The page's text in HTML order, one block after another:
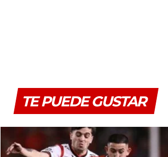
TE PUEDE GUSTAR